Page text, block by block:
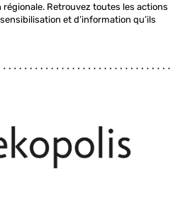
Retrouvez toutes les actions
et d’information qu’ils